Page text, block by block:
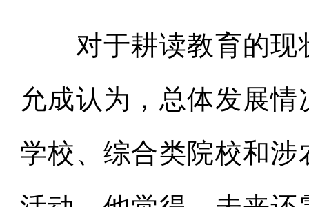
对于耕读教育的现
允成认为，总体发展
学校、综合类院校和